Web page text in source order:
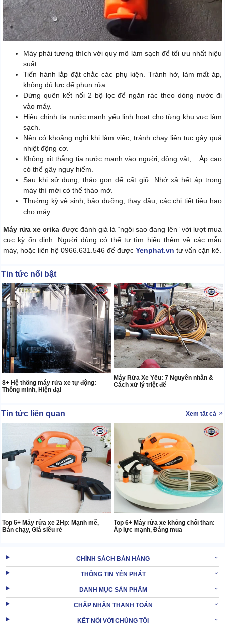
Máy phải tương thích với quy mô làm sạch để tối ưu nhất hiệu
suất.
Tiến hành lắp đặt chắc các phụ kiện. Tránh hở, làm mất áp,
không đủ lực để phun rửa.
Đừng quên kết nối 2 bộ lọc để ngăn rác theo dòng nước đi
vào máy.
Hiệu chỉnh tia nước mạnh yếu linh hoạt cho từng khu vực làm
sạch.
Nên có khoảng nghỉ khi làm việc, tránh chạy liên tục gây quá
nhiệt động cơ.
Không xịt thẳng tia nước mạnh vào người, động vật,... Áp cao
có thể gây nguy hiểm.
Sau khi sử dụng, tháo gọn để cất giữ. Nhớ xả hết áp trong
máy thì mới có thể tháo mở.
Thường kỳ vệ sinh, bảo dưỡng, thay dầu, các chi tiết tiêu hao
cho máy.
Máy rửa xe crika được đánh giá là “ngôi sao đang lên” với lượt mua
cực kỳ ổn định. Người dùng có thể tự tìm hiểu thêm về các mẫu
máy, hoặc liên hệ 0966.631.546 để được Yenphat.vn tư vấn cặn kẽ.
Tin tức nổi bật
8+ Hệ thống máy rửa xe tự động:
Thông minh, Hiện đại
Máy Rửa Xe Yếu: 7 Nguyên nhân &
Cách xử lý triệt để
Tin tức liên quan Xem tất cả
Top 6+ Máy rửa xe 2Hp: Mạnh mẽ,
Bán chạy, Giá siêu rẻ
Top 6+ Máy rửa xe không chổi than:
Áp lực mạnh, Đáng mua
CHÍNH SÁCH BÁN HÀNG
THÔNG TIN YÊN PHÁT
DANH MỤC SẢN PHẨM
CHẤP NHẬN THANH TOÁN
KẾT NỐI VỚI CHÚNG TÔI